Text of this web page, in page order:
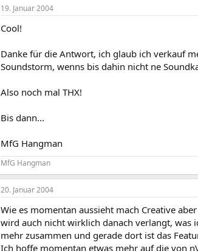
19. Januar 2004
Cool!
Danke für die Antwort, ich glaub ich verkauf
Soundstorm, wenns bis dahin nicht ne
Also noch mal THX!
Bis dann...
MfG Hangman
MfG Hangman
20. Januar 2004
Wie es momentan aussieht mach Creative
wird auch nicht wirklich danach verlangt, was
mehr zusammen und gerade dort ist das
Ich hoffe momentan etwas mehr auf die von